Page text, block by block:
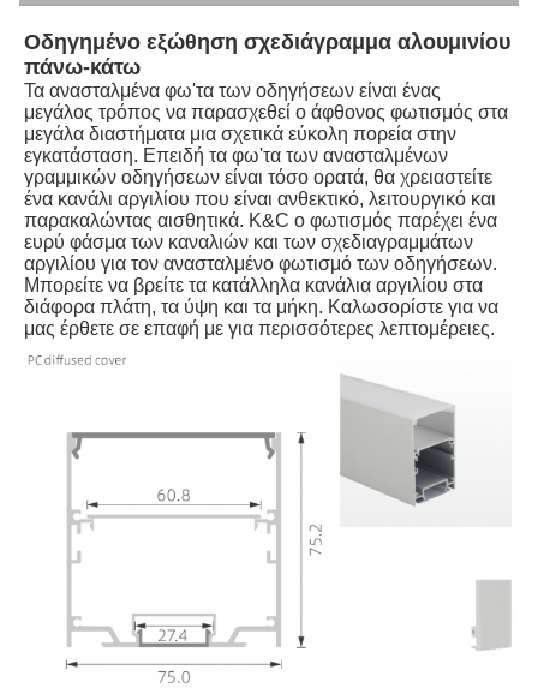
Οδηγημένο εξώθηση σχεδιάγραμμα αλουμινίου
πάνω-κάτω
Τα ανασταλμένα φω'τα των οδηγήσεων είναι ένας
μεγάλος τρόπος να παρασχεθεί ο άφθονος φωτισμός στα
μεγάλα διαστήματα μια σχετικά εύκολη πορεία στην
εγκατάσταση. Επειδή τα φω'τα των ανασταλμένων
γραμμικών οδηγήσεων είναι τόσο ορατά, θα χρειαστείτε
ένα κανάλι αργιλίου που είναι ανθεκτικό, λειτουργικό και
παρακαλώντας αισθητικά. K&C ο φωτισμός παρέχει ένα
ευρύ φάσμα των καναλιών και των σχεδιαγραμμάτων
αργιλίου για τον ανασταλμένο φωτισμό των οδηγήσεων.
Μπορείτε να βρείτε τα κατάλληλα κανάλια αργιλίου στα
διάφορα πλάτη, τα ύψη και τα μήκη. Καλωσορίστε για να
μας έρθετε σε επαφή με για περισσότερες λεπτομέρειες.